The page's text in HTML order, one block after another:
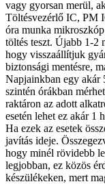
vagy gyorsan merül,
Töltésvezérlő IC, PM
óra munka
töltés teszt. Újabb 1-2
hogy visszaállítjuk
biztonsági mentésre,
Napjainkban egy akár
szintén órákban
raktáron az adott
esetén lehet ez akár 1
Ha ezek az esetek
javítás ideje.
hogy minél rövidebb
legjobban, ez közös
készülékeken, mert